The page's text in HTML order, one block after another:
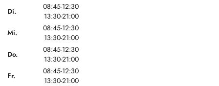
Di.
08:45-12:30
13:30-21:00
Mi.
08:45-12:30
13:30-21:00
Do.
08:45-12:30
13:30-21:00
Fr.
08:45-12:30
13:30-21:00